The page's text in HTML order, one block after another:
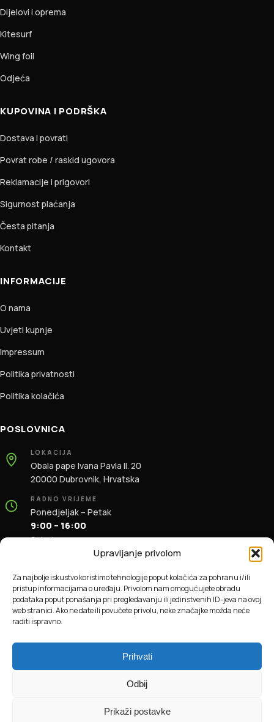
Upravljanje privolom
Za najbolje iskustvo koristimo tehnologije poput kolačića za pohranu i/ili
pristup informacijama o uređaju. Privolom nam omogućujete obradu
podataka poput ponašanja pri pregledavanju ili jedinstvenih ID-jeva na ovoj
web stranici. Ako ne date ili povučete privolu, neke značajke možda neće
raditi ispravno.
Prihvati
Odbij
Prikaži postavke
Dijelovi i oprema
Kitesurf
Wing foil
Odjeća
KUPOVINA I PODRŠKA
Dostava i povrati
Povrat robe / raskid ugovora
Reklamacije i prigovori
Sigurnost plaćanja
Česta pitanja
Kontakt
INFORMACIJE
O nama
Uvjeti kupnje
Impressum
Politika privatnosti
Politika kolačića
POSLOVNICA
LOKACIJA
Obala pape Ivana Pavla II. 20
20000 Dubrovnik, Hrvatska
RADNO VRIJEME
Ponedjeljak – Petak
9:00 – 16:00
Subota
+385 91 196 1981
info@dbas.hr
Online plaćanja obrađuje Monri WebPay.